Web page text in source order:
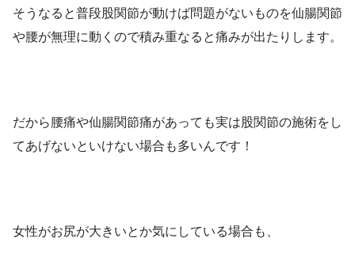
そうなると普段股関節が動けば問題がないものを仙腸関節
や腰が無理に動くので積み重なると痛みが出たりします。
だから腰痛や仙腸関節痛があっても実は股関節の施術をし
てあげないといけない場合も多いんです！
女性がお尻が大きいとか気にしている場合も、